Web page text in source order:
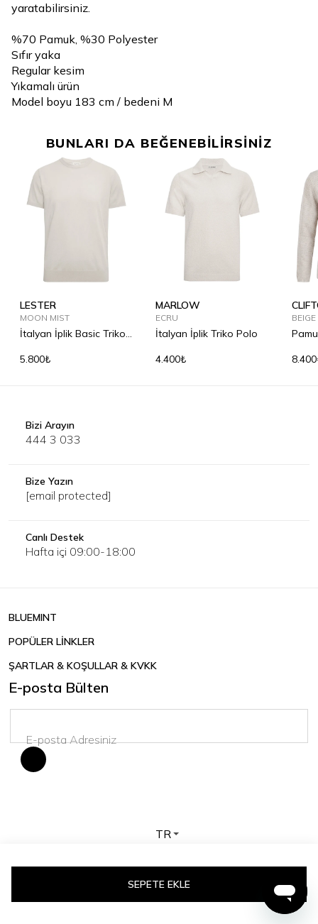
yaratabilirsiniz.
%70 Pamuk, %30 Polyester
Sıfır yaka
Regular kesim
Yıkamalı ürün
Model boyu 183 cm / bedeni M
SEPETE EKLE
BUNLARI DA BEĞENEBİLİRSİNİZ
LESTER
MOON MIST
İtalyan İplik Basic Triko
5.800₺
MARLOW
ECRU
İtalyan İplik Triko Polo
4.400₺
BEIGE
Bizi Arayın
444 3 033
Bize Yazın
[email protected]
Canlı Destek
Hafta içi 09:00-18:00
BLUEMINT
POPÜLER LİNKLER
ŞARTLAR & KOŞULLAR & KVKK
E-posta Bülten
TR